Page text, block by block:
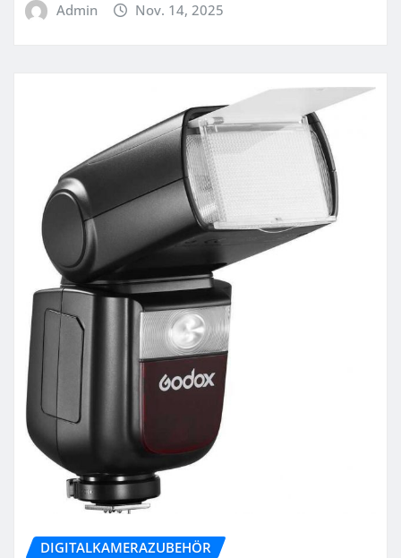
Admin Nov. 14, 2025
DIGITALKAMERAZUBEHÖR